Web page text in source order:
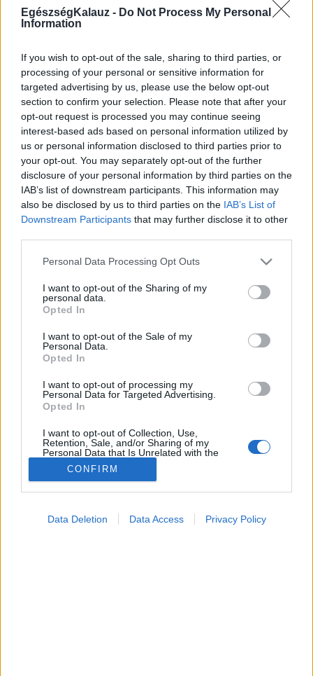
EgészségKalauz - Do Not Process My Personal
Information
If you wish to opt-out of the sale, sharing to third parties, or
processing of your personal or sensitive information for
targeted advertising by us, please use the below opt-out
section to confirm your selection. Please note that after your
opt-out request is processed you may continue seeing
interest-based ads based on personal information utilized by
us or personal information disclosed to third parties prior to
your opt-out. You may separately opt-out of the further
disclosure of your personal information by third parties on the
IAB’s list of downstream participants. This information may
also be disclosed by us to third parties on the IAB’s List of
Downstream Participants that may further disclose it to other
Please note that this website/app uses one or more Google
not limited to your visit or usage behaviour. You may click to
grant or deny consent to Google and its third-party tags to
use your data for below specified purposes in below Google
consent section.
Personal Data Processing Opt Outs
I want to opt-out of the Sharing of my
personal data.
Opted In
I want to opt-out of the Sale of my
Personal Data.
Opted In
I want to opt-out of processing my
Personal Data for Targeted Advertising.
Opted In
I want to opt-out of Collection, Use,
Retention, Sale, and/or Sharing of my
Personal Data that Is Unrelated with the
Purposes for which it was collected.
Opted Out
CONFIRM
Data Deletion Data Access Privacy Policy
Kezelés
Életmódváltás
Prevenció
Hírek
Videók
Kisállatok egészsége
#allergia#influenza#cukorbetegség
#orvosmeteorológia#vérnyomás#stroke#rákbetegség
#pajzsmirigy #reflux#ekcéma #herpesz
Regisztráció
Konyha